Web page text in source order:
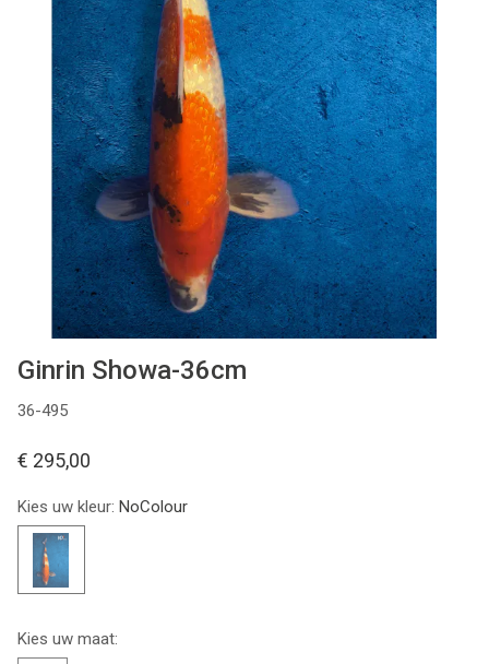
Cadeaubon
Contact
Ginrin Showa-36cm
36-495
€ 295,00
Kies uw kleur: NoColour
Kies uw maat: